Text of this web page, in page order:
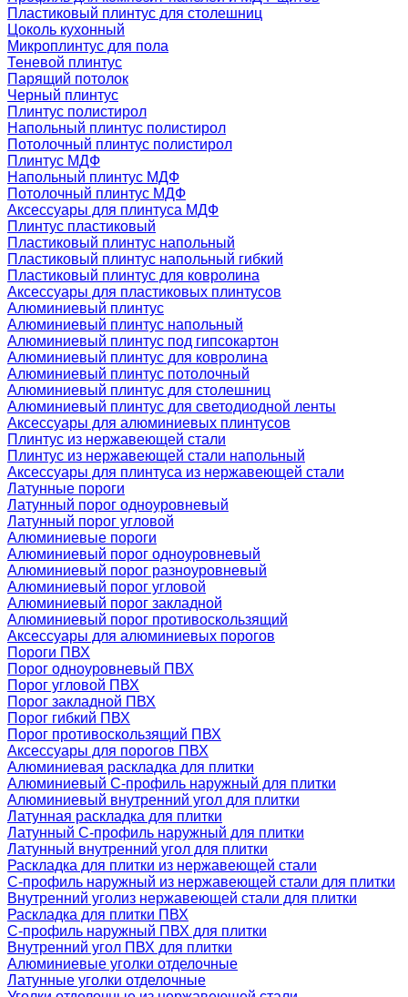
Пластиковый плинтус для столешниц
Цоколь кухонный
Микроплинтус для пола
Теневой плинтус
Парящий потолок
Черный плинтус
Плинтус полистирол
Напольный плинтус полистирол
Потолочный плинтус полистирол
Плинтус МДФ
Напольный плинтус МДФ
Потолочный плинтус МДФ
Аксессуары для плинтуса МДФ
Плинтус пластиковый
Пластиковый плинтус напольный
Пластиковый плинтус напольный гибкий
Пластиковый плинтус для ковролина
Аксессуары для пластиковых плинтусов
Алюминиевый плинтус
Алюминиевый плинтус напольный
Алюминиевый плинтус под гипсокартон
Алюминиевый плинтус для ковролина
Алюминиевый плинтус потолочный
Алюминиевый плинтус для столешниц
Алюминиевый плинтус для светодиодной ленты
Аксессуары для алюминиевых плинтусов
Плинтус из нержавеющей стали
Плинтус из нержавеющей стали напольный
Аксессуары для плинтуса из нержавеющей стали
Латунные пороги
Латунный порог одноуровневый
Латунный порог угловой
Алюминиевые пороги
Алюминиевый порог одноуровневый
Алюминиевый порог разноуровневый
Алюминиевый порог угловой
Алюминиевый порог закладной
Алюминиевый порог противоскользящий
Аксессуары для алюминиевых порогов
Пороги ПВХ
Порог одноуровневый ПВХ
Порог угловой ПВХ
Порог закладной ПВХ
Порог гибкий ПВХ
Порог противоскользящий ПВХ
Аксессуары для порогов ПВХ
Алюминиевая раскладка для плитки
Алюминиевый С-профиль наружный для плитки
Алюминиевый внутренний угол для плитки
Латунная раскладка для плитки
Латунный С-профиль наружный для плитки
Латунный внутренний угол для плитки
Раскладка для плитки из нержавеющей стали
С-профиль наружный из нержавеющей стали для плитки
Внутренний уголиз нержавеющей стали для плитки
Раскладка для плитки ПВХ
С-профиль наружный ПВХ для плитки
Внутренний угол ПВХ для плитки
Алюминиевые уголки отделочные
Латунные уголки отделочные